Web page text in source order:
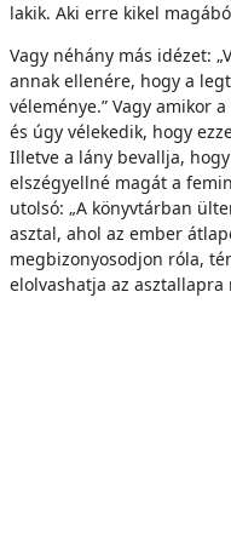
lakik. Aki erre kikel
Vagy néhány más idézet:
annak ellenére, hogy a
véleménye.” Vagy amikor
és úgy vélekedik, hogy
Illetve a lány bevallja,
elszégyellné magát a
utolsó: „A könyvtárban
asztal, ahol az ember
megbizonyosodjon róla,
elolvashatja az asztallapra